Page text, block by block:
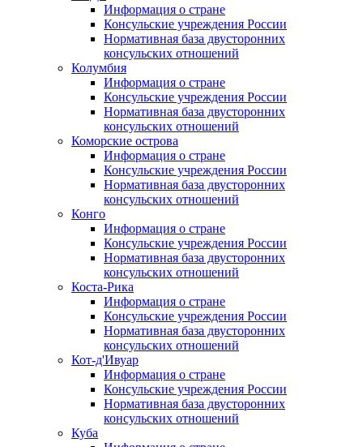
Информация о стране
Консульские учреждения России
Нормативная база двусторонних
консульских отношений
Колумбия
Информация о стране
Консульские учреждения России
Нормативная база двусторонних
консульских отношений
Коморские острова
Информация о стране
Консульские учреждения России
Нормативная база двусторонних
консульских отношений
Конго
Информация о стране
Консульские учреждения России
Нормативная база двусторонних
консульских отношений
Коста-Рика
Информация о стране
Консульские учреждения России
Нормативная база двусторонних
консульских отношений
Кот-д'Ивуар
Информация о стране
Консульские учреждения России
Нормативная база двусторонних
консульских отношений
Куба